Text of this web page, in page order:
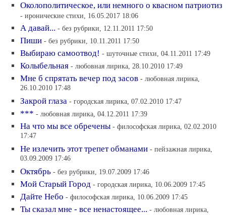
Околополитическое, или немного о квасном патриотиз
- иронические стихи, 16.05.2017 18:06
А давай... - без рубрики, 12.11.2011 17:50
Пиши - без рубрики, 10.11.2011 17:50
Выбираю самоотвод! - шуточные стихи, 04.11.2011 17:49
Колыбельная - любовная лирика, 28.10.2010 17:49
Мне б спрятать вечер под засов - любовная лирика,
26.10.2010 17:48
Закрой глаза - городская лирика, 07.02.2010 17:47
*** - любовная лирика, 04.12.2011 17:39
На что мы все обречены - философская лирика, 02.02.2010
17:47
Не излечить этот трепет обманами - пейзажная лирика,
03.09.2009 17:46
Октябрь - без рубрики, 19.07.2009 17:46
Мой Старый Город - городская лирика, 10.06.2009 17:45
Дайте Небо - философская лирика, 10.06.2009 17:45
Ты сказал мне - все ненастоящее... - любовная лирика,